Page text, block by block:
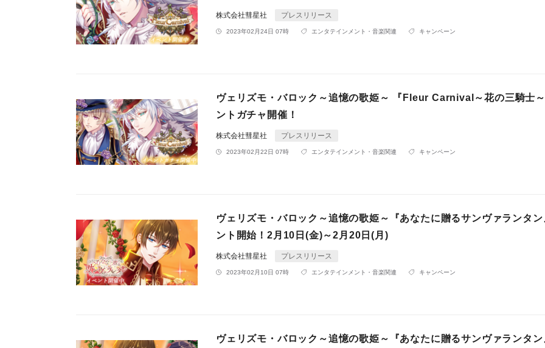
株式会社彗星社 プレスリリース
2023年02月24日 07時 エンタテインメント・音楽関連 キャンペーン
ヴェリズモ・バロック～追憶の歌姫～ 『Fleur Carnival～花の三騎士
ントガチャ開催！
株式会社彗星社 プレスリリース
2023年02月22日 07時 エンタテインメント・音楽関連 キャンペーン
ヴェリズモ・バロック～追憶の歌姫～『あなたに贈るサンヴァランタ
ント開始！2月10日(金)～2月20日(月)
株式会社彗星社 プレスリリース
2023年02月10日 07時 エンタテインメント・音楽関連 キャンペーン
ヴェリズモ・バロック～追憶の歌姫～『あなたに贈るサンヴァランタ